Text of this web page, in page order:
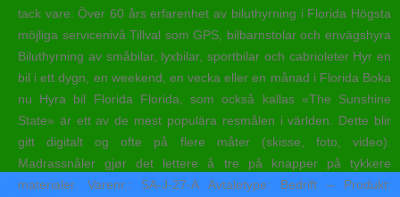
tack vare: Över 60 års erfarenhet av biluthyrning i Florida Högsta
möjliga servicenivå Tillval som GPS, bilbarnstolar och envägshyra
Biluthyrning av småbilar, lyxbilar, sportbilar och cabrioleter Hyr en
bil i ett dygn, en weekend, en vecka eller en månad i Florida Boka
nu Hyra bil Florida Florida, som också kallas «The Sunshine
State» är ett av de mest populära resmålen i världen. Dette blir
gitt digitalt og ofte på flere måter (skisse, foto, video).
Madrassnåler gjør det lettere å tre på knapper på tykkere
materialer. Varenr.: SA-J-27-A Avtaletype: Bedrift – Produkt: